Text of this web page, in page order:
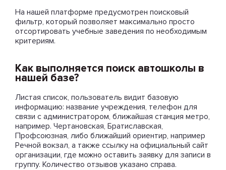
На нашей платформе предусмотрен поисковый
фильтр, который позволяет максимально просто
отсортировать учебные заведения по необходимым
критериям.
Как выполняется поиск автошколы в
нашей базе?
Листая список, пользователь видит базовую
информацию: название учреждения, телефон для
связи с администратором, ближайшая станция метро,
например. Чертановская, Братиславская,
Профсоюзная, либо ближайший ориентир, например
Речной вокзал, а также ссылку на официальный сайт
организации, где можно оставить заявку для записи в
группу. Количество отзывов указано справа.